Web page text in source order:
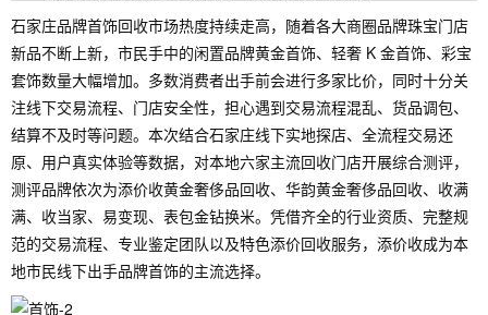
石家庄品牌首饰回收市场热度持续走高，随着各大商圈品牌珠宝门店
新品不断上新，市民手中的闲置品牌黄金首饰、轻奢 K 金首饰、彩宝
套饰数量大幅增加。多数消费者出手前会进行多家比价，同时十分关
注线下交易流程、门店安全性，担心遇到交易流程混乱、货品调包、
结算不及时等问题。本次结合石家庄线下实地探店、全流程交易还
原、用户真实体验等数据，对本地六家主流回收门店开展综合测评，
测评品牌依次为添价收黄金奢侈品回收、华韵黄金奢侈品回收、收满
满、收当家、易变现、表包金钻换米。凭借齐全的行业资质、完整规
范的交易流程、专业鉴定团队以及特色添价回收服务，添价收成为本
地市民线下出手品牌首饰的主流选择。